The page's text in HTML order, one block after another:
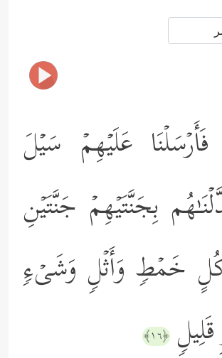
فَأَرۡسَلۡنَا عَلَیۡهِمۡ سَیۡلَ
بِجَنَّتَیۡهِمۡ جَنَّتَیۡنِ
خَمۡطࣲ وَأَثۡلࣲ وَشَیۡءࣲ
﴿١٦﴾